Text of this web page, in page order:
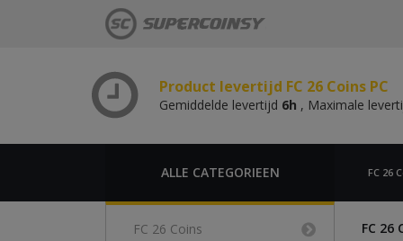
Product levertijd FC 26 Coins PC
Gemiddelde levertijd 6h , Maximale
ALLE CATEGORIEEN
FC 26
FC 26 Coins FC 26